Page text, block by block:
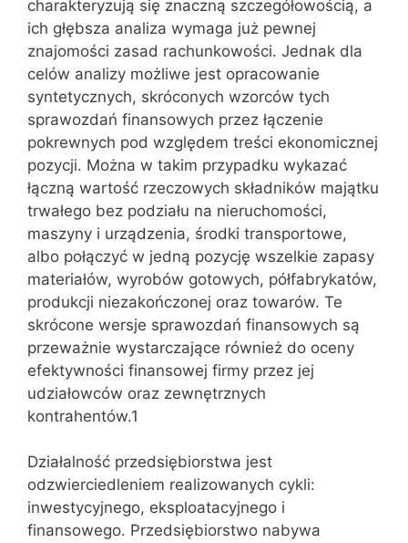
charakteryzują się znaczną szczegółowością, a
ich głębsza analiza wymaga już pewnej
znajomości zasad rachunkowości. Jednak dla
celów analizy możliwe jest opracowanie
syntetycznych, skróconych wzorców tych
sprawozdań finansowych przez łączenie
pokrewnych pod względem treści ekonomicznej
pozycji. Można w takim przypadku wykazać
łączną wartość rzeczowych składników majątku
trwałego bez podziału na nieruchomości,
maszyny i urządzenia, środki transportowe,
albo połączyć w jedną pozycję wszelkie zapasy
materiałów, wyrobów gotowych, półfabrykatów,
produkcji niezakończonej oraz towarów. Te
skrócone wersje sprawozdań finansowych są
przeważnie wystarczające również do oceny
efektywności finansowej firmy przez jej
udziałowców oraz zewnętrznych
kontrahentów.1
Działalność przedsiębiorstwa jest
odzwierciedleniem realizowanych cykli:
inwestycyjnego, eksploatacyjnego i
finansowego. Przedsiębiorstwo nabywa